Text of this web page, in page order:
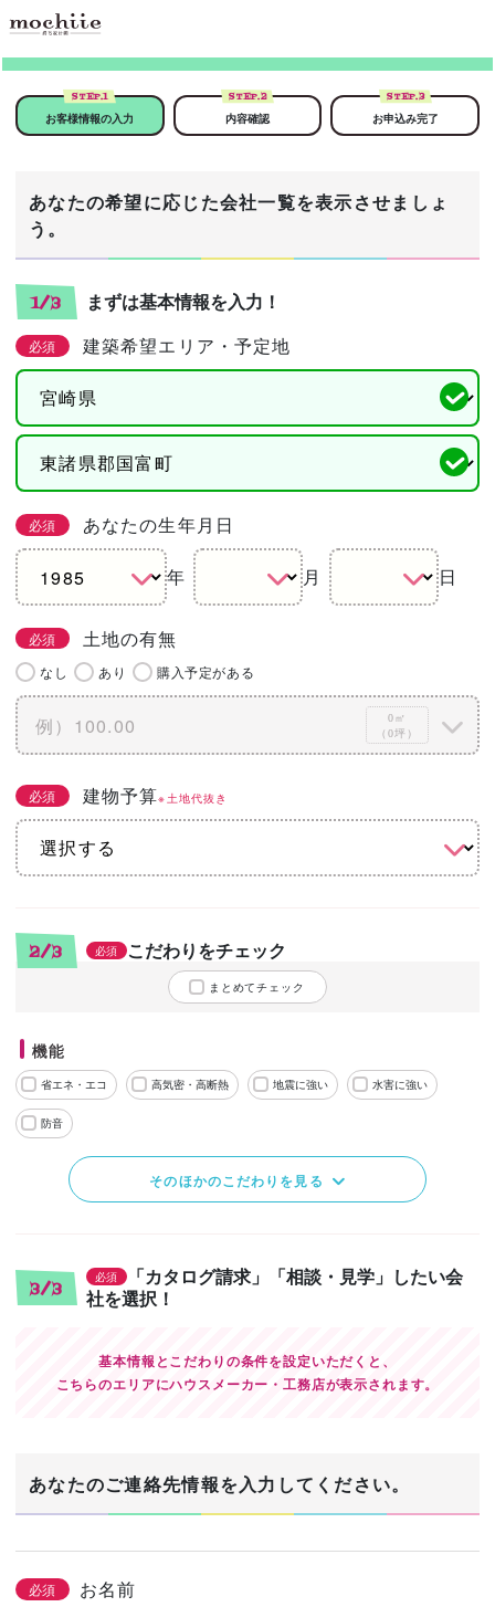
STEP.1
お客様情報の入力
STEP.2
内容確認
STEP.3
お申込み完了
あなたの希望に応じた会社一覧を表示させましょ
う。
1/3 まずは基本情報を入力！
必須 建築希望エリア・予定地
必須 あなたの生年月日
年 月 日
必須 土地の有無
なし あり 購入予定がある
0㎡
（0坪）
必須 建物予算※土地代抜き
2/3 必須 こだわりをチェック
まとめてチェック
機能
省エネ・エコ 高気密・高断熱 地震に強い 水害に強い
防音
そのほかのこだわりを見る
3/3
必須
「カタログ請求」「相談・見学」したい会
社を選択！
基本情報とこだわりの条件を設定いただくと、
こちらのエリアにハウスメーカー・工務店が表示されます。
あなたのご連絡先情報を入力してください。
必須 お名前